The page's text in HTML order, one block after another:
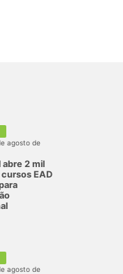
agosto de
abre 2 mil
EAD
agosto de